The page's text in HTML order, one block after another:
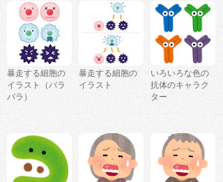
暴走する細胞の
イラスト（バラ
バラ）
暴走する細胞の
イラスト
いろいろな色の
抗体のキャラク
ター